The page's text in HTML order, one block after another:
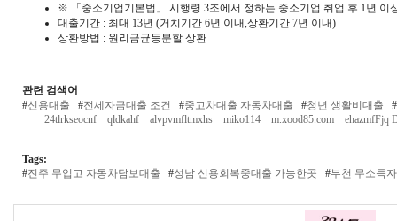
※ 「중소기업기본법」 시행령 3조에서 정하는 중소기업 취업 후 1년 이
대출기간 : 최대 13년 (거치기간 6년 이내,상환기간 7년 이내)
상환방법 : 원리금균등분할 상환
관련 검색어
#신용대출 #전세자금대출 조건 #중고차대출 자동차대출 #청년 생활비대출 #
24tlrkseocnf
qldkahf alvpvmfltmxhs miko114 m.xood85.com ehazmfFjq
Tags:
#진주 무입고 자동차담보대출 #성남 신용회복중대출 가능한곳 #부천 무소득